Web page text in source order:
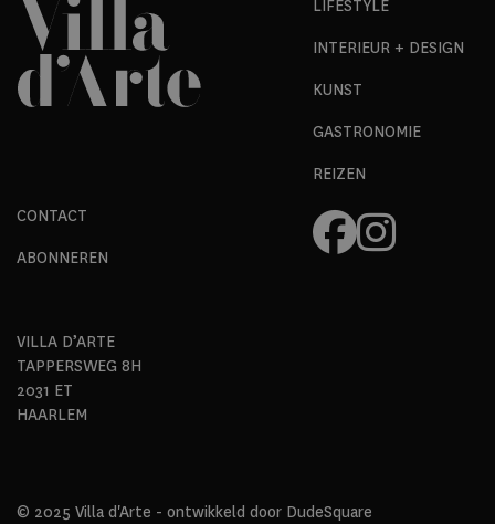
LIFESTYLE
INTERIEUR + DESIGN
KUNST
GASTRONOMIE
REIZEN
CONTACT
ABONNEREN
VILLA D’ARTE
TAPPERSWEG 8H
2031 ET
HAARLEM
© 2025 Villa d'Arte - ontwikkeld door DudeSquare